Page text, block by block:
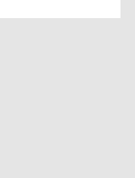
siyasî ya ji bo